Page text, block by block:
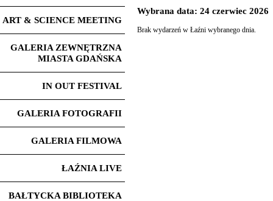
ART & SCIENCE MEETING
GALERIA ZEWNĘTRZNA
MIASTA GDAŃSKA
IN OUT FESTIVAL
GALERIA FOTOGRAFII
GALERIA FILMOWA
ŁAŹNIA LIVE
BAŁTYCKA BIBLIOTEKA
Wybrana data: 24 czerwiec 2026
Brak wydarzeń w Łaźni wybranego dnia.